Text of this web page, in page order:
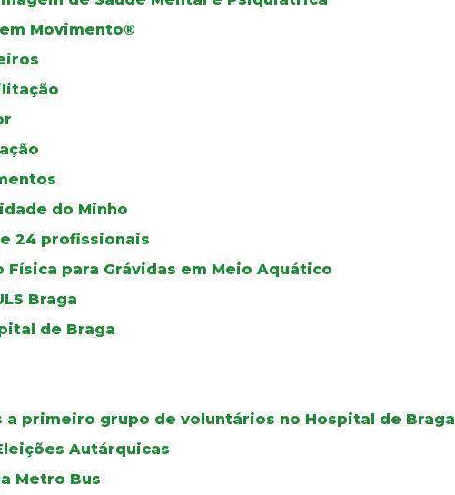
Movimento®
do Minho
24 profissionais
para Grávidas em Meio Aquático
Braga
de Braga
primeiro grupo de voluntários no Hospital de Braga
Autárquicas
Metro Bus